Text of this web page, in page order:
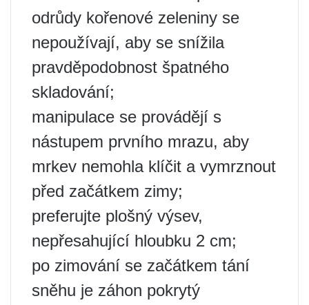
odrůdy kořenové zeleniny se
nepoužívají, aby se snížila
pravděpodobnost špatného
skladování;
manipulace se provádějí s
nástupem prvního mrazu, aby
mrkev nemohla klíčit a vymrznout
před začátkem zimy;
preferujte plošný výsev,
nepřesahující hloubku 2 cm;
po zimování se začátkem tání
sněhu je záhon pokrytý